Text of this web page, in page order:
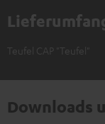
Teufel CAP "Teufel"
Downloads